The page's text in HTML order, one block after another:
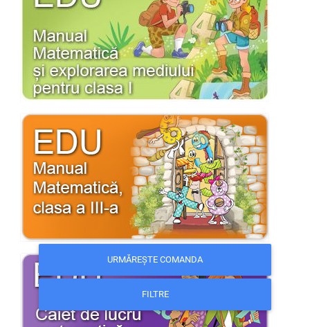
URMĂREȘTE COMANDA
FILTRE